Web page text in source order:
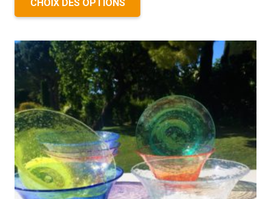
CHOIX DES OPTIONS